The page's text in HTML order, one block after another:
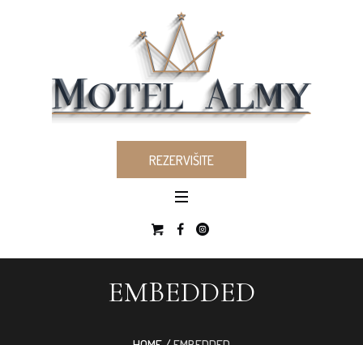
REZERVIŠITE
EMBEDDED